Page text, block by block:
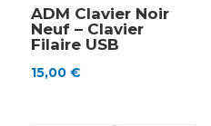
ADM Clavier Noir
Neuf – Clavier
Filaire USB
15,00 €